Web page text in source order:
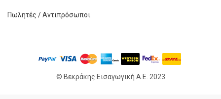
Πωλητές / Αντιπρόσωποι
© Βεκράκης Εισαγωγική Α.Ε. 2023